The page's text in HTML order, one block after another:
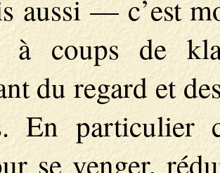
aussi — c’est
à coups de
du regard et
En particulier
se venger,